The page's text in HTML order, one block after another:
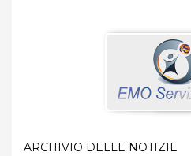
ARCHIVIO DELLE NOTIZIE